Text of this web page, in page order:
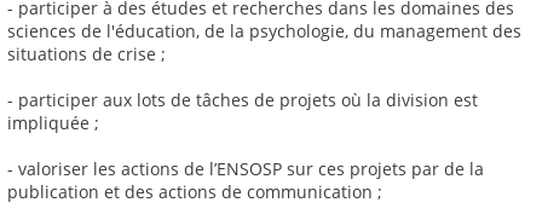
- participer à des études et recherches dans les domaines des
sciences de l'éducation, de la psychologie, du management des
situations de crise ;
- participer aux lots de tâches de projets où la division est
impliquée ;
- valoriser les actions de l’ENSOSP sur ces projets par de la
publication et des actions de communication ;